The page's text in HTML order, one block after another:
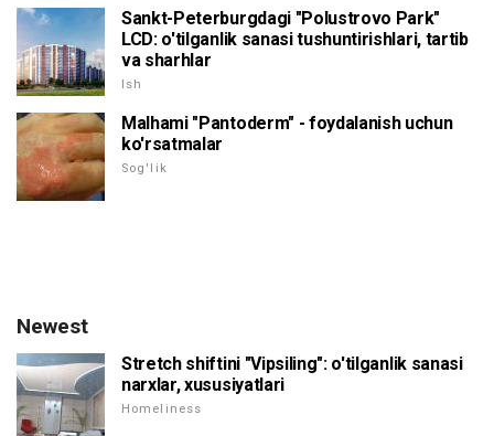
Sankt-Peterburgdagi "Polustrovo Park"
LCD: o'tilganlik sanasi tushuntirishlari, tartib
va sharhlar
Ish
Malhami "Pantoderm" - foydalanish uchun
ko'rsatmalar
Sog'lik
Newest
Stretch shiftini "Vipsiling": o'tilganlik sanasi
narxlar, xususiyatlari
Homeliness